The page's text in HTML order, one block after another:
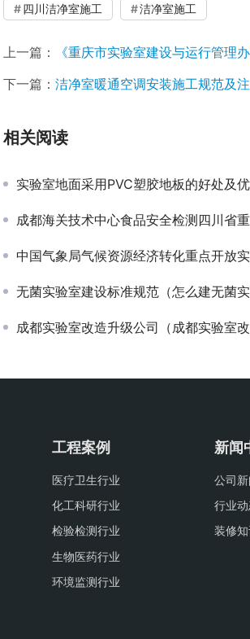
四川洁净室施工 洁净室施工
上一篇：
《重庆市实验室建设与运行管理
下一篇： 洁净室暖通空调安装施工规范及
相关阅读
实验室地面采用PVC塑胶地板的好处及
成都海关技术中心食品安全检测四川省重点
中国气象局气候资源经济转化重点开放实验室在重
无菌实验室建设标准规范（怎么建无菌实
成都实验室改造升级公司（成都实验室改
工程案例
医疗卫生行业
化工科研行业
检验检测行业
生物医药行业
环境监测行业
新闻
公司新
行业
装修知